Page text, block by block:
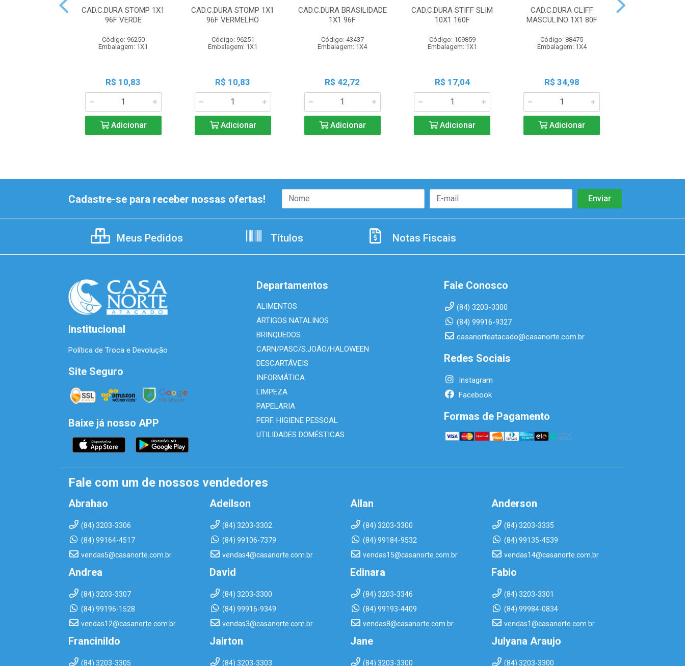
CAD.C.DURA STOMP 1X1
96F VERDE
Código: 96250
Embalagem: 1X1
R$ 10,83
Adicionar
CAD.C.DURA STOMP 1X1
96F VERMELHO
Código: 96251
Embalagem: 1X1
R$ 10,83
Adicionar
CAD.C.DURA BRASILIDADE
1X1 96F
Código: 43437
Embalagem: 1X4
R$ 42,72
Adicionar
CAD.C.DURA STIFF SLIM
10X1 160F
Código: 109859
Embalagem: 1X1
R$ 17,04
Adicionar
CAD.C.DURA CLIFF
MASCULINO 1X1 80F
Código: 88475
Embalagem: 1X4
R$ 34,98
Adicionar
Cadastre-se para receber nossas ofertas!
Meus Pedidos Títulos Notas Fiscais
Institucional
Política de Troca e Devolução
Site Seguro
Baixe já nosso APP
Departamentos
ALIMENTOS
ARTIGOS NATALINOS
BRINQUEDOS
CARN/PASC/S.JOÃO/HALOWEEN
DESCARTÁVEIS
INFORMÁTICA
LIMPEZA
PAPELARIA
PERF. HIGIENE PESSOAL
UTILIDADES DOMÉSTICAS
Fale Conosco
(84) 3203-3300
(84) 99916-9327
casanorteatacado@casanorte.com.br
Redes Sociais
Instagram
Facebook
Formas de Pagamento
Fale com um de nossos vendedores
Abrahao
(84) 3203-3306
(84) 99164-4517
vendas5@casanorte.com.br
Adeilson
(84) 3203-3302
(84) 99106-7379
vendas4@casanorte.com.br
Allan
(84) 3203-3300
(84) 99184-9532
vendas15@casanorte.com.br
Anderson
(84) 3203-3335
(84) 99135-4539
vendas14@casanorte.com.br
Andrea
(84) 3203-3307
(84) 99196-1528
vendas12@casanorte.com.br
David
(84) 3203-3300
(84) 99916-9349
vendas3@casanorte.com.br
Edinara
(84) 3203-3346
(84) 99193-4409
vendas8@casanorte.com.br
Fabio
(84) 3203-3301
(84) 99984-0834
vendas1@casanorte.com.br
Francinildo
(84) 3203-3305
Jairton
(84) 3203-3303
Jane
(84) 3203-3300
Julyana Araujo
(84) 3203-3300